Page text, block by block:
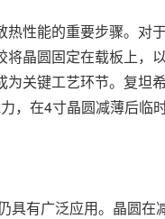
性能的重要步骤。对
晶圆固定在载板上，
关键工艺环节。复坦
，在4寸晶圆减薄后临
有广泛应用。晶圆在